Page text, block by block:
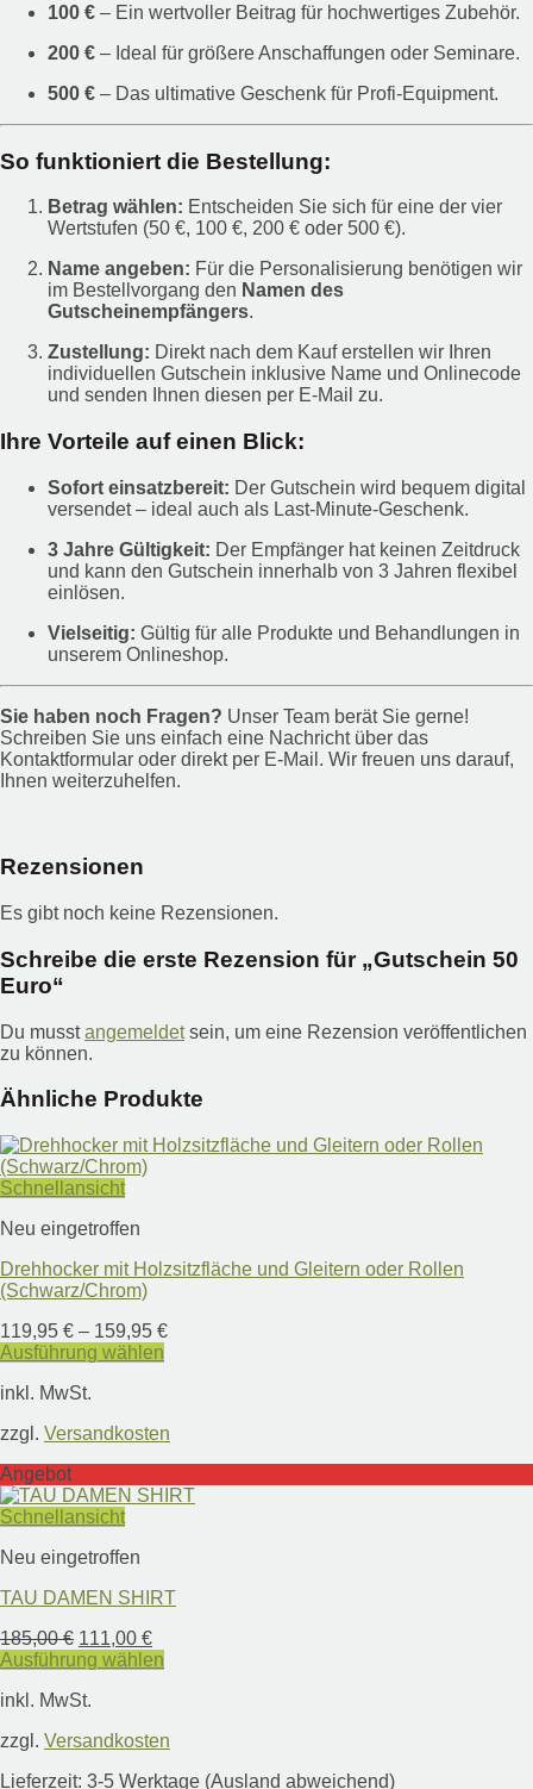
100 € – Ein wertvoller Beitrag für hochwertiges Zubehör.
200 € – Ideal für größere Anschaffungen oder Seminare.
500 € – Das ultimative Geschenk für Profi-Equipment.
So funktioniert die Bestellung:
Betrag wählen: Entscheiden Sie sich für eine der vier
Wertstufen (50 €, 100 €, 200 € oder 500 €).
Name angeben: Für die Personalisierung benötigen wir
im Bestellvorgang den Namen des
Gutscheinempfängers.
Zustellung: Direkt nach dem Kauf erstellen wir Ihren
individuellen Gutschein inklusive Name und Onlinecode
und senden Ihnen diesen per E-Mail zu.
Ihre Vorteile auf einen Blick:
Sofort einsatzbereit: Der Gutschein wird bequem digital
versendet – ideal auch als Last-Minute-Geschenk.
3 Jahre Gültigkeit: Der Empfänger hat keinen Zeitdruck
und kann den Gutschein innerhalb von 3 Jahren flexibel
einlösen.
Vielseitig: Gültig für alle Produkte und Behandlungen in
unserem Onlineshop.
Sie haben noch Fragen? Unser Team berät Sie gerne!
Schreiben Sie uns einfach eine Nachricht über das
Kontaktformular oder direkt per E-Mail. Wir freuen uns darauf,
Ihnen weiterzuhelfen.
Rezensionen
Es gibt noch keine Rezensionen.
Schreibe die erste Rezension für „Gutschein 50
Euro“
Du musstangemeldetsein, um eine Rezension veröffentlichen
zu können.
Ähnliche Produkte
Schnellansicht
Neu eingetroffen
Drehhocker mit Holzsitzfläche und Gleitern oder Rollen
(Schwarz/Chrom)
119,95 € – 159,95 €
Ausführung wählen
Produkt
mehrere
auf.
Die
Optionen
auf
der
Produktseite
gewählt
werden
inkl. MwSt.
zzgl. Versandkosten
Angebot
Schnellansicht
Neu eingetroffen
TAU DAMEN SHIRT
185,00€ Ursprünglicher
Preis
185,00 €
111,00 €Aktueller
Preis
Ausführung wählen
Produkt
mehrere
inkl. MwSt.
zzgl. Versandkosten
Lieferzeit: 3-5 Werktage (Ausland abweichend)